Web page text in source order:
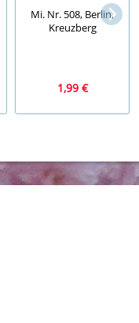
Mi. Nr. 508, Berlin,
Kreuzberg
1,99 €